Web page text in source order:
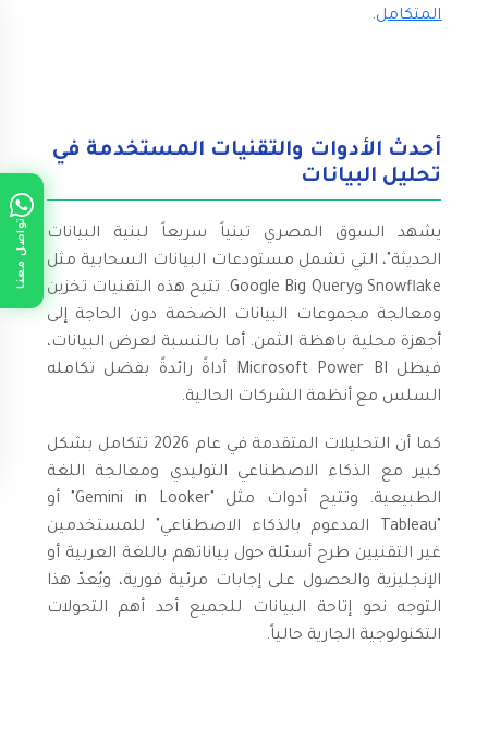
تواصل معنا
المتكامل.
أحدث الأدوات والتقنيات المستخدمة في
تحليل البيانات
يشهد السوق المصري تبنياً سريعاً لبنية البيانات
الحديثة"، التي تشمل مستودعات البيانات السحابية مثل
Snowflake وGoogle Big Query. تتيح هذه التقنيات تخزين
ومعالجة مجموعات البيانات الضخمة دون الحاجة إلى
أجهزة محلية باهظة الثمن. أما بالنسبة لعرض البيانات،
فيظل Microsoft Power BI أداةً رائدةً بفضل تكامله
السلس مع أنظمة الشركات الحالية.
كما أن التحليلات المتقدمة في عام 2026 تتكامل بشكل
كبير مع الذكاء الاصطناعي التوليدي ومعالجة اللغة
الطبيعية. وتتيح أدوات مثل "Gemini in Looker" أو
"Tableau المدعوم بالذكاء الاصطناعي" للمستخدمين
غير التقنيين طرح أسئلة حول بياناتهم باللغة العربية أو
الإنجليزية والحصول على إجابات مرئية فورية، ويُعدّ هذا
التوجه نحو إتاحة البيانات للجميع أحد أهم التحولات
التكنولوجية الجارية حالياً.